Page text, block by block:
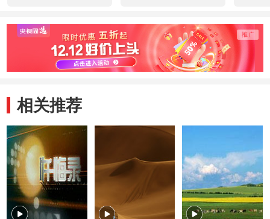
相关推荐